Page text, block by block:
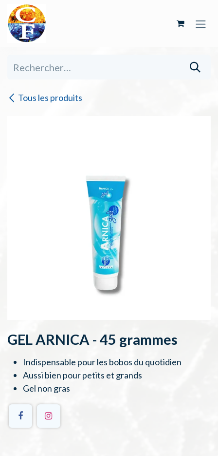
Se rendre au contenu
Tous les produits
GEL ARNICA - 45 grammes
Indispensable pour les bobos du quotidien
Aussi bien pour petits et grands
Gel non gras